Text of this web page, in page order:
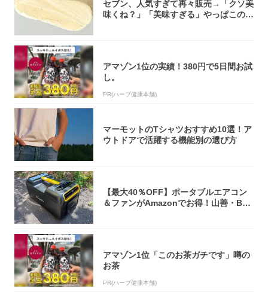
セブン、人気すぎて再々販売→「クソ美
味くね？」「美味すぎる」やっぱこのク
アマゾン1位の実績！380円で5日間お試
し。
PR(ハーブ健康本舗)
マーモットのTシャツおすすめ10選！ア
ウトドアで活躍する機能別の選び方
【最大40％OFF】ポータブルエアコン
＆ファンがAmazonでお得！山善・Bo
アマゾン1位「このお茶ガチです」噂の
お茶
PR(ハーブ健康本舗)